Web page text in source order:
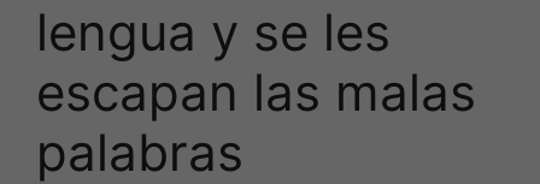
lengua y se les
escapan las malas
palabras